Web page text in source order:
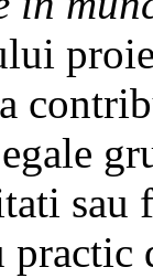
egale
practic